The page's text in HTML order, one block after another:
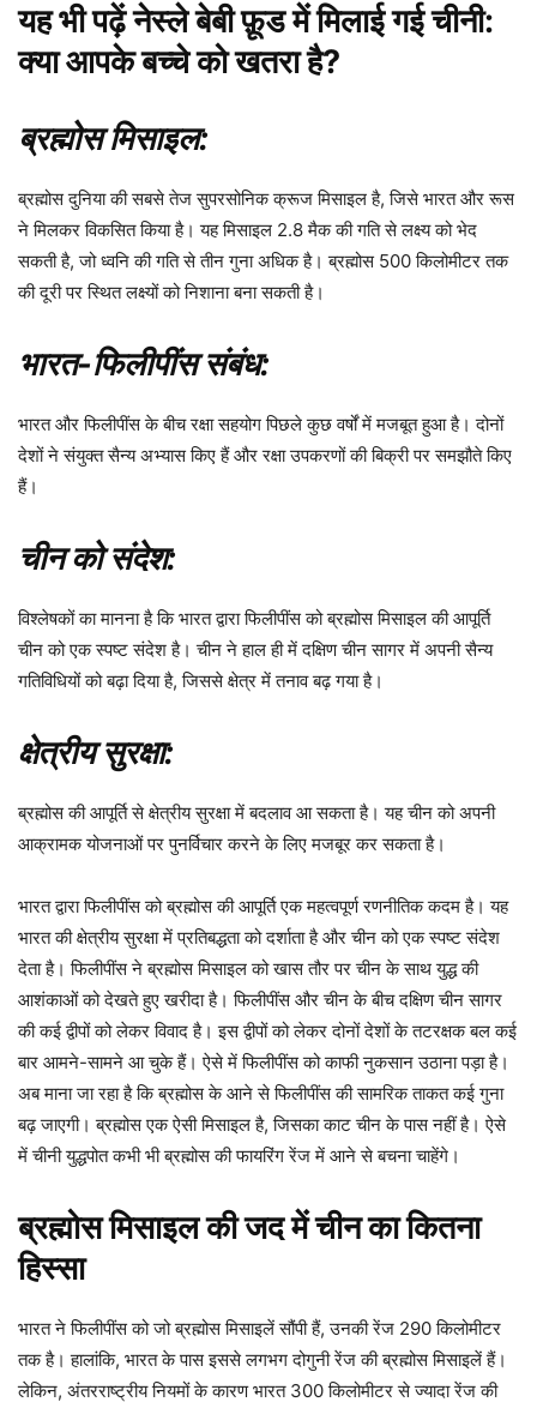
यह भी पढ़ेंनेस्ले बेबी फ़ूड में मिलाई गई चीनी:
क्या आपके बच्चे को खतरा है?
ब्रह्मोस मिसाइल:
ब्रह्मोस दुनिया की सबसे तेज सुपरसोनिक क्रूज मिसाइल है, जिसे भारत और रूस
ने मिलकर विकसित किया है। यह मिसाइल 2.8 मैक की गति से लक्ष्य को भेद
सकती है, जो ध्वनि की गति से तीन गुना अधिक है। ब्रह्मोस 500 किलोमीटर तक
की दूरी पर स्थित लक्ष्यों को निशाना बना सकती है।
भारत-फिलीपींस संबंध:
भारत और फिलीपींस के बीच रक्षा सहयोग पिछले कुछ वर्षों में मजबूत हुआ है। दोनों
देशों ने संयुक्त सैन्य अभ्यास किए हैं और रक्षा उपकरणों की बिक्री पर समझौते किए
हैं।
चीन को संदेश:
विश्लेषकों का मानना ​​है कि भारत द्वारा फिलीपींस को ब्रह्मोस मिसाइल की आपूर्ति
चीन को एक स्पष्ट संदेश है। चीन ने हाल ही में दक्षिण चीन सागर में अपनी सैन्य
गतिविधियों को बढ़ा दिया है, जिससे क्षेत्र में तनाव बढ़ गया है।
क्षेत्रीय सुरक्षा:
ब्रह्मोस की आपूर्ति से क्षेत्रीय सुरक्षा में बदलाव आ सकता है। यह चीन को अपनी
आक्रामक योजनाओं पर पुनर्विचार करने के लिए मजबूर कर सकता है।
भारत द्वारा फिलीपींस को ब्रह्मोस की आपूर्ति एक महत्वपूर्ण रणनीतिक कदम है। यह
भारत की क्षेत्रीय सुरक्षा में प्रतिबद्धता को दर्शाता है और चीन को एक स्पष्ट संदेश
देता है। फिलीपींस ने ब्रह्मोस मिसाइल को खास तौर पर चीन के साथ युद्ध की
आशंकाओं को देखते हुए खरीदा है। फिलीपींस और चीन के बीच दक्षिण चीन सागर
की कई द्वीपों को लेकर विवाद है। इस द्वीपों को लेकर दोनों देशों के तटरक्षक बल कई
बार आमने-सामने आ चुके हैं। ऐसे में फिलीपींस को काफी नुकसान उठाना पड़ा है।
अब माना जा रहा है कि ब्रह्मोस के आने से फिलीपींस की सामरिक ताकत कई गुना
बढ़ जाएगी। ब्रह्मोस एक ऐसी मिसाइल है, जिसका काट चीन के पास नहीं है। ऐसे
में चीनी युद्धपोत कभी भी ब्रह्मोस की फायरिंग रेंज में आने से बचना चाहेंगे।
ब्रह्मोस मिसाइल की जद में चीन का कितना
हिस्सा
भारत ने फिलीपींस को जो ब्रह्मोस मिसाइलें सौंपी हैं, उनकी रेंज 290 किलोमीटर
तक है। हालांकि, भारत के पास इससे लगभग दोगुनी रेंज की ब्रह्मोस मिसाइलें हैं।
लेकिन, अंतरराष्ट्रीय नियमों के कारण भारत 300 किलोमीटर से ज्यादा रेंज की